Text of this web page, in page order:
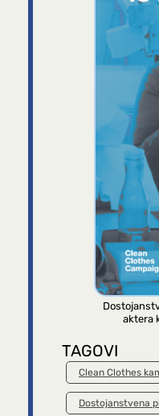
aktera
TAGOVI
Clean Clothes
Dostojanstvena